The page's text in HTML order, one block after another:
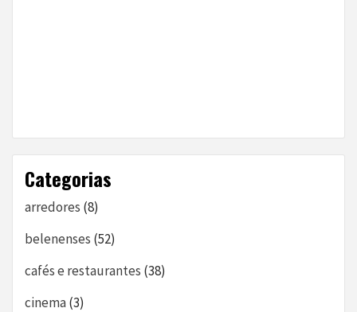
Categorias
arredores (8)
belenenses (52)
cafés e restaurantes (38)
cinema(3)